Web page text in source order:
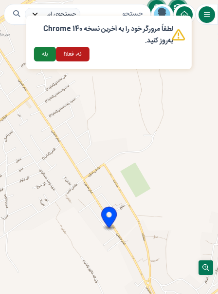
لطفاً مرورگر خود را به آخرین نسخه Chrome 140
به‌روز کنید.
نه، فعلا! بله